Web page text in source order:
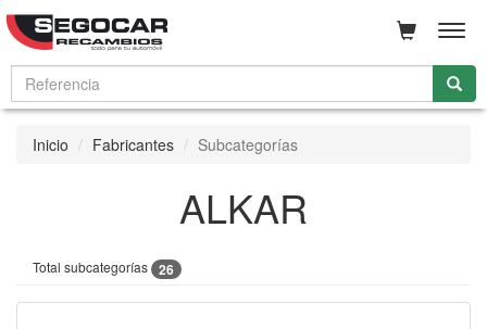
Inicio Fabricantes Subcategorías
ALKAR
Total subcategorías 26